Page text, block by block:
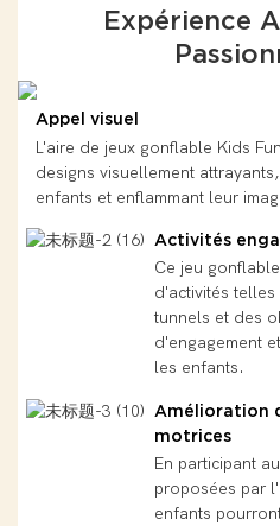
Expérience
Appel visuel
L'aire de jeux gonflable Kids
designs visuellement
enfants et enflammant leur
Activités
Ce jeu
d'activités
tunnels et des
d'engagement
les enfants.
Amélioration
motrices
En participant
proposées par
enfants